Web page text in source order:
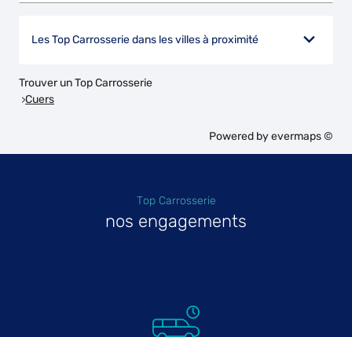
Les Top Carrosserie dans les villes à proximité
Trouver un Top Carrosserie
Cuers
Powered byevermaps ©
Top Carrosserie
nos engagements